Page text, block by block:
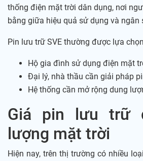
thống điện mặt trời dân dụng, nơi
bằng giữa hiệu quả sử dụng và ngân
Pin lưu trữ SVE thường được lựa
Hộ gia đình sử dụng điện mặt
Đại lý, nhà thầu cần giải pháp
Hệ thống cần mở rộng dung
Giá pin lưu trữ
lượng mặt trời
Hiện nay, trên thị trường có nhiều